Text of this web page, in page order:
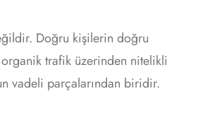
Doğru kişilerin doğru
organik trafik üzerinden nitelikli
vadeli parçalarından biridir.